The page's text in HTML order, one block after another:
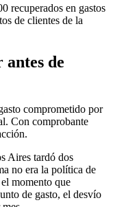
recuperados en gastos
de clientes de la
de
comprometido por
Con comprobante
Aires tardó dos
no era la política de
momento que
de gasto, el desvío